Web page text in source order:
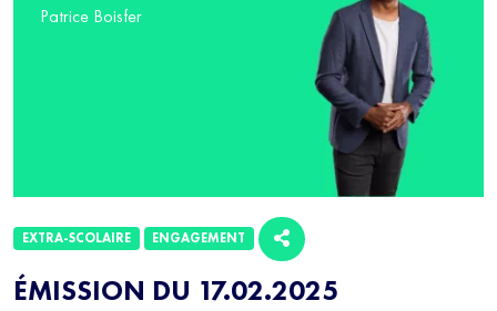
ÉMISSION DU 17.02.2025
EXTRA-SCOLAIRE ENGAGEMENT
Patrice Boisfer